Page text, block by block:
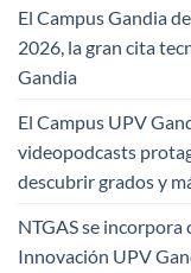
El Campus Gandia
2026, la gran cita
Gandia
El Campus UPV
videopodcasts
descubrir grados y
NTGAS se
Innovación UPV